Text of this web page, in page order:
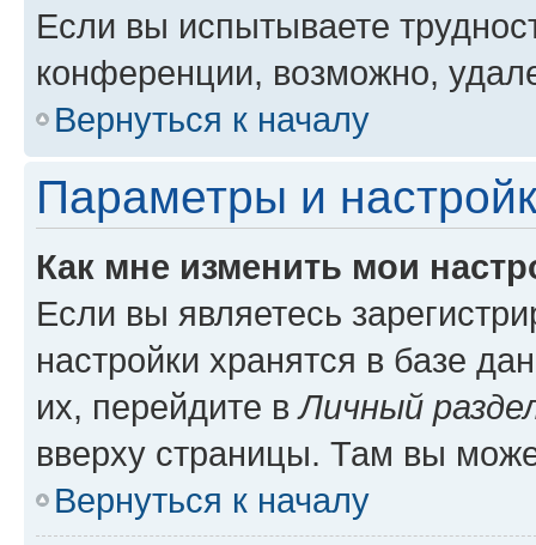
Если вы испытываете
конференции, возможно,
Вернуться к началу
Параметры и
Как мне изменить мои
Если вы являетесь
настройки хранятся в базе
их, перейдите вЛичный
вверху страницы. Там вы
Вернуться к началу